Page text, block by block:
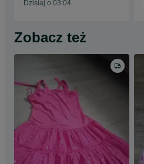
Dzisiaj o 03:04
Zobacz też